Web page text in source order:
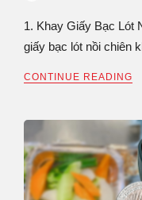
1. Khay Giấy Bạc Lót
giấy bạc lót nồi chiên
CONTINUE READING